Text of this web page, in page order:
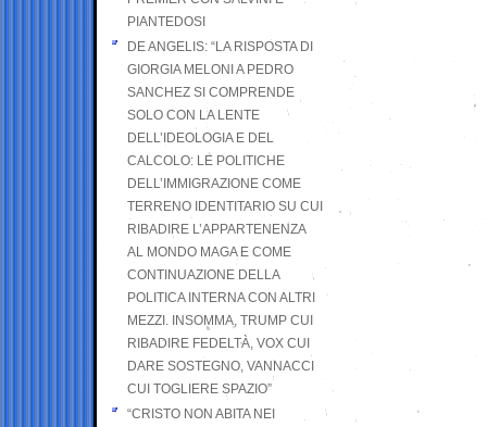
PIANTEDOSI
DE ANGELIS: “LA RISPOSTA DI
GIORGIA MELONI A PEDRO
SANCHEZ SI COMPRENDE
SOLO CON LA LENTE
DELL’IDEOLOGIA E DEL
CALCOLO: LE POLITICHE
DELL’IMMIGRAZIONE COME
TERRENO IDENTITARIO SU CUI
RIBADIRE L’APPARTENENZA
AL MONDO MAGA E COME
CONTINUAZIONE DELLA
POLITICA INTERNA CON ALTRI
MEZZI. INSOMMA, TRUMP CUI
RIBADIRE FEDELTÀ, VOX CUI
DARE SOSTEGNO, VANNACCI
CUI TOGLIERE SPAZIO”
“CRISTO NON ABITA NEI